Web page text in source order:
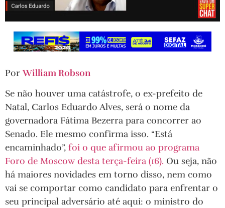
PorWilliam Robson
Se não houver uma catástrofe, o ex-prefeito de
Natal, Carlos Eduardo Alves, será o nome da
governadora Fátima Bezerra para concorrer ao
Senado. Ele mesmo confirma isso. “Está
encaminhado”, foi o que afirmou ao programa
Foro de Moscow desta terça-feira (16). Ou seja, não
há maiores novidades em torno disso, nem como
vai se comportar como candidato para enfrentar o
seu principal adversário até aqui: o ministro do